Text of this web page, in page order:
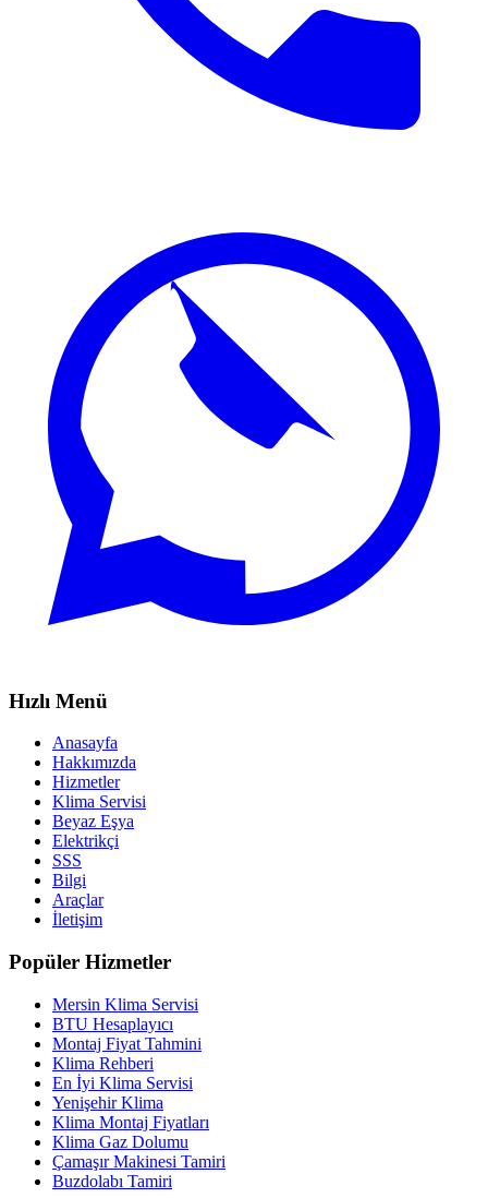
Hızlı Menü
Anasayfa
Hakkımızda
Hizmetler
Klima Servisi
Beyaz Eşya
Elektrikçi
SSS
Bilgi
Araçlar
İletişim
Popüler Hizmetler
Mersin Klima Servisi
BTU Hesaplayıcı
Montaj Fiyat Tahmini
Klima Rehberi
En İyi Klima Servisi
Yenişehir Klima
Klima Montaj Fiyatları
Klima Gaz Dolumu
Çamaşır Makinesi Tamiri
Buzdolabı Tamiri